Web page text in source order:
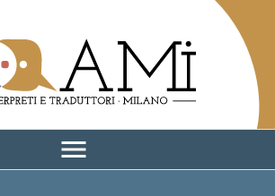
Milano Interpreti e traduttori
menu